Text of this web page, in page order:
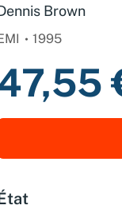
Brown
1995